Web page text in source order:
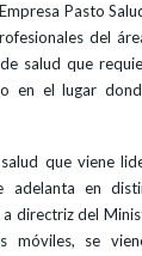
Pasto
del
salud que
en el lugar
que viene
adelanta en
directriz del
móviles, se